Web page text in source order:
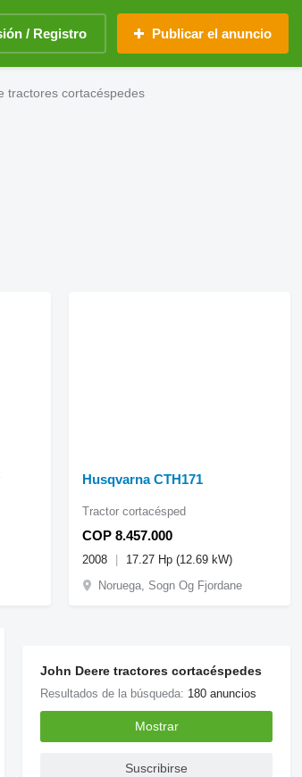
/ Registro Publicar el anuncio
tractores cortacéspedes
Husqvarna CTH171
COP 8.457.000
Tractor cortacésped
2008
17.27 Hp (12.69 kW)
Noruega, Sogn Og Fjordane
John Deere tractores cortacéspedes
Resultados de la búsqueda: 180 anuncios
Mostrar
Suscribirse